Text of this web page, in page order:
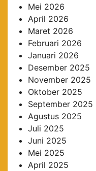
Mei 2026
April 2026
Maret 2026
Februari 2026
Januari 2026
Desember 2025
November 2025
Oktober 2025
September 2025
Agustus 2025
Juli 2025
Juni 2025
Mei 2025
April 2025